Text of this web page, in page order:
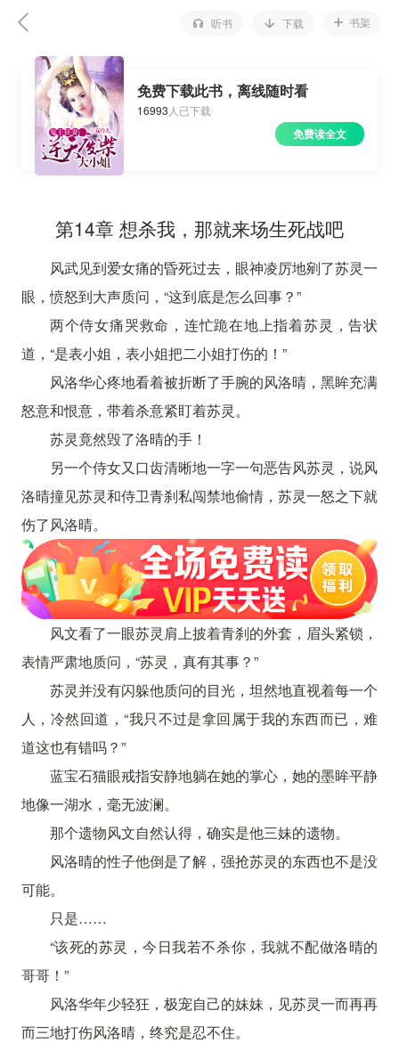
听书 下载 书架
免费下载此书，离线随时看
16993 人已下载
免费读全文
第14章 想杀我，那就来场生死战吧
风武见到爱女痛的昏死过去，眼神凌厉地剜了苏灵一
眼，愤怒到大声质问，“这到底是怎么回事？”
两个侍女痛哭救命，连忙跪在地上指着苏灵，告状
道，“是表小姐，表小姐把二小姐打伤的！”
风洛华心疼地看着被折断了手腕的风洛晴，黑眸充满
怒意和恨意，带着杀意紧盯着苏灵。
苏灵竟然毁了洛晴的手！
另一个侍女又口齿清晰地一字一句恶告风苏灵，说风
洛晴撞见苏灵和侍卫青刹私闯禁地偷情，苏灵一怒之下就
伤了风洛晴。
风文看了一眼苏灵肩上披着青刹的外套，眉头紧锁，
表情严肃地质问，“苏灵，真有其事？”
苏灵并没有闪躲他质问的目光，坦然地直视着每一个
人，冷然回道，“我只不过是拿回属于我的东西而已，难
道这也有错吗？”
蓝宝石猫眼戒指安静地躺在她的掌心，她的墨眸平静
地像一湖水，毫无波澜。
那个遗物风文自然认得，确实是他三妹的遗物。
风洛晴的性子他倒是了解，强抢苏灵的东西也不是没
可能。
只是……
“该死的苏灵，今日我若不杀你，我就不配做洛晴的
哥哥！”
风洛华年少轻狂，极宠自己的妹妹，见苏灵一而再再
而三地打伤风洛晴，终究是忍不住。